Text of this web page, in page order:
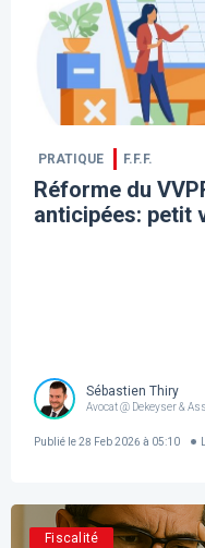
PRATIQUE F.F.F.
Réforme du
anticipées: petit
Sébastien Thiry
Avocat @ Dekeyser &
Publié le28 Feb 2026 à 05:10
Fiscalité